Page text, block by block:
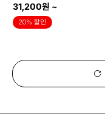
31,200원 ~
20% 할인